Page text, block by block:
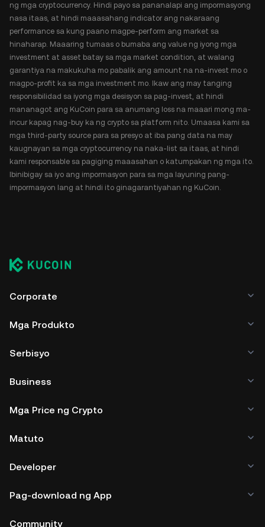
ng mga cryptocurrency. Hindi payo sa pananalapi ang impormasyong
nasa itaas, at hindi maaasahang indicator ang nakaraang
performance sa kung paano magpe-perform ang market sa
hinaharap. Maaaring tumaas o bumaba ang value ng iyong mga
investment at asset batay sa mga market condition, at walang
garantiya na makukuha mo pabalik ang amount na na-invest mo o
magpo-profit ka sa mga investment mo. Ikaw ang may tanging
responsibilidad sa iyong mga desisyon sa pag-invest, at hindi
mananagot ang KuCoin para sa anumang loss na maaari mong ma-
incur kapag nag-buy ka ng crypto sa platform nito. Umaasa kami sa
mga third-party source para sa presyo at iba pang data na may
kaugnayan sa mga cryptocurrency na naka-list sa itaas, at hindi
kami responsable sa pagiging maaasahan o katumpakan ng mga ito.
Ibinibigay sa iyo ang impormasyon para sa mga layuning pang-
impormasyon lang at hindi ito ginagarantiyahan ng KuCoin.
Corporate
Mga Produkto
Serbisyo
Business
Mga Price ng Crypto
Matuto
Developer
Pag-download ng App
Community